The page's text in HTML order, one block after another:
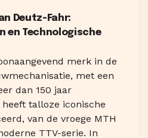
Deutz-Fahr:
en Technologische
merk in de
met een
dan 150 jaar
talloze iconische
van de vroege MTH
TTV-serie. In